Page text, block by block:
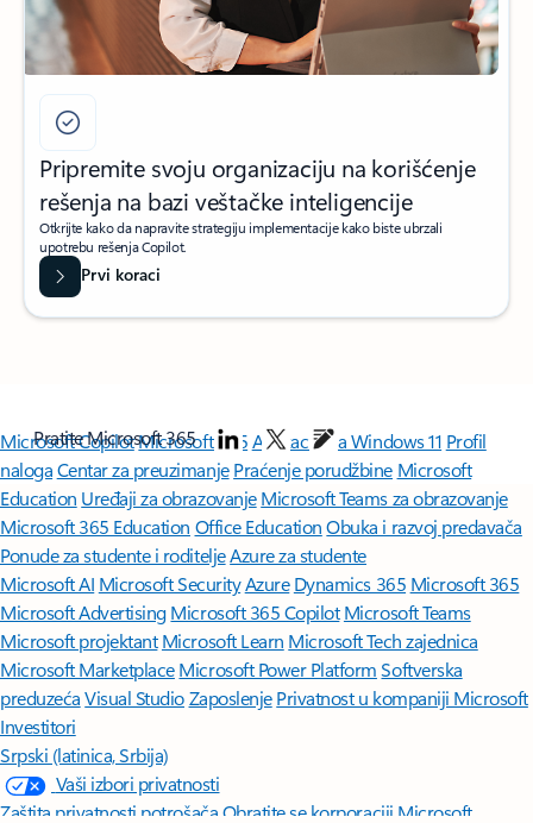
Pripremite svoju organizaciju na korišćenje
rešenja na bazi veštačke inteligencije
Otkrijte kako da napravite strategiju implementacije kako biste ubrzali
upotrebu rešenja Copilot.
Prvi koraci
Pratite Microsoft 365
Microsoft CopilotMicrosoft 365Aplikacije za Windows 11 Profil
nalogaCentar za preuzimanje Praćenje porudžbine Microsoft
Education Uređaji za obrazovanje Microsoft Teams za obrazovanje
Microsoft 365 Education Office Education Obuka i razvoj predavača
Ponude za studente i roditeljeAzure za studente
Microsoft AI Microsoft SecurityAzure Dynamics 365 Microsoft 365
Microsoft AdvertisingMicrosoft 365 Copilot Microsoft Teams
Microsoft projektant Microsoft Learn Microsoft Tech zajednica
Microsoft MarketplaceMicrosoft Power Platform Softverska
preduzeća Visual StudioZaposlenje Privatnost u kompaniji Microsoft
Investitori
Srpski (latinica, Srbija)
Vaši izbori privatnosti
Zaštita privatnosti potrošačaObratite se korporaciji Microsoft